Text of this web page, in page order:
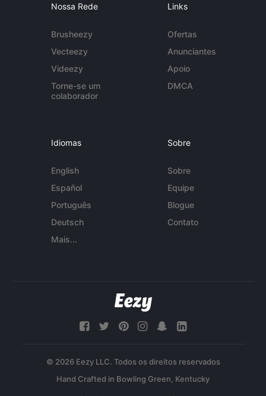
Nossa Rede
Brusheezy
Vecteezy
Videezy
Torne-se um
colaborador
Links
Ofertas
Anunciantes
Apoio
DMCA
Idiomas
English
Español
Português
Deutsch
Mais...
Sobre
Sobre
Equipe
Blogue
Contato
© 2026 Eezy LLC. Todos os direitos reservados